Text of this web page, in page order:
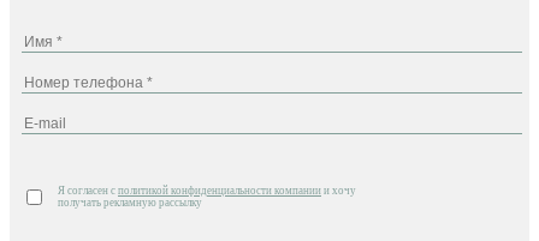
Я согласен с политикой конфиденциальности компании и хочу
получать рекламную рассылку